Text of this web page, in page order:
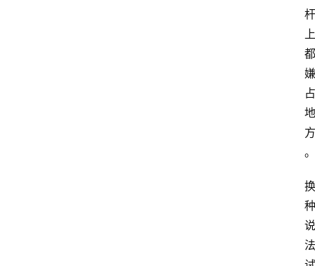
杆
上
都
嫌
占
地
方
。
换
种
说
法